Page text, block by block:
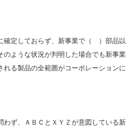
確定しておらず、新事業で（ ）部品以
ような状況が判明した場合でも新事業
る製品の全範囲がコーポレーションに
わず、ＡＢＣとＸＹＺが意図している新